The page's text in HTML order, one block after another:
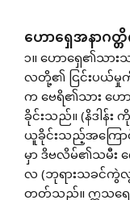
ဟောရှေအနာဂတ္
၁။ ဟောရှေ၏သား
လတို့၏ ငြင်းပယ်မှုကို
က ဗေရိ၏သား ဟေ
ခိုင်းသည်။ (နိဒါန်
ယူခိုင်းသည့်အကြောင်
မှာ ဒိဗလိမ်၏သမီး
လ (ဘုရားသခင်